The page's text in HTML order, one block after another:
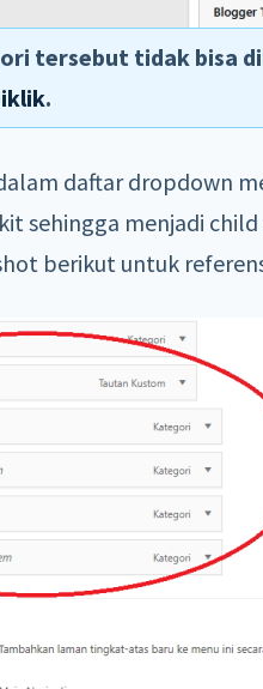
tersebut tidak bisa
.
daftar dropdown
sehingga menjadi
berikut untuk